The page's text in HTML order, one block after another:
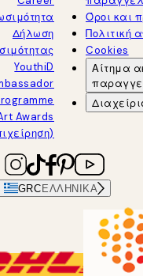
Δήλωση
YouthiD
Awards
Όροι και
Πολιτική
Cookies
Αίτημα
GRCΕΛΛΗΝΙΚΆ